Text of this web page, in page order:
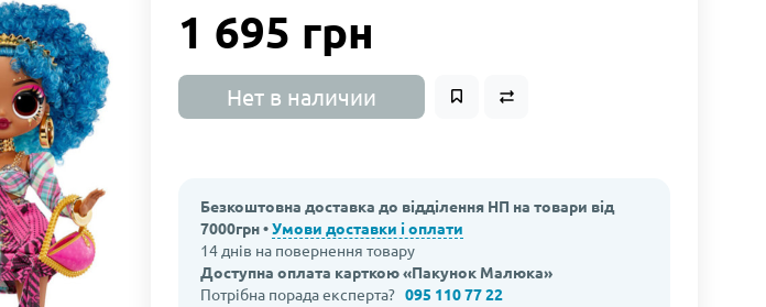
1 695 грн
Нет в наличии
Безкоштовна доставка до відділення НП на товари від
7000грн •Умови доставки і оплати
14 днів на повернення товару
Доступна оплата карткою «Пакунок Малюка»
Потрібна порада експерта?095 110 77 22